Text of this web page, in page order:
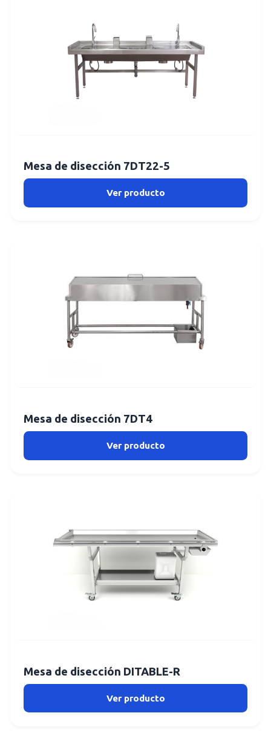
Mesa de disección 7DT22-5
Ver producto
Mesa de disección 7DT4
Ver producto
Mesa de disección DITABLE-R
Ver producto